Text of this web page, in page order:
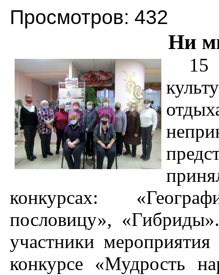
Просмотров: 432
Ни
конкурсах:
пословицу»,
участники
конкурсе «Мудрость